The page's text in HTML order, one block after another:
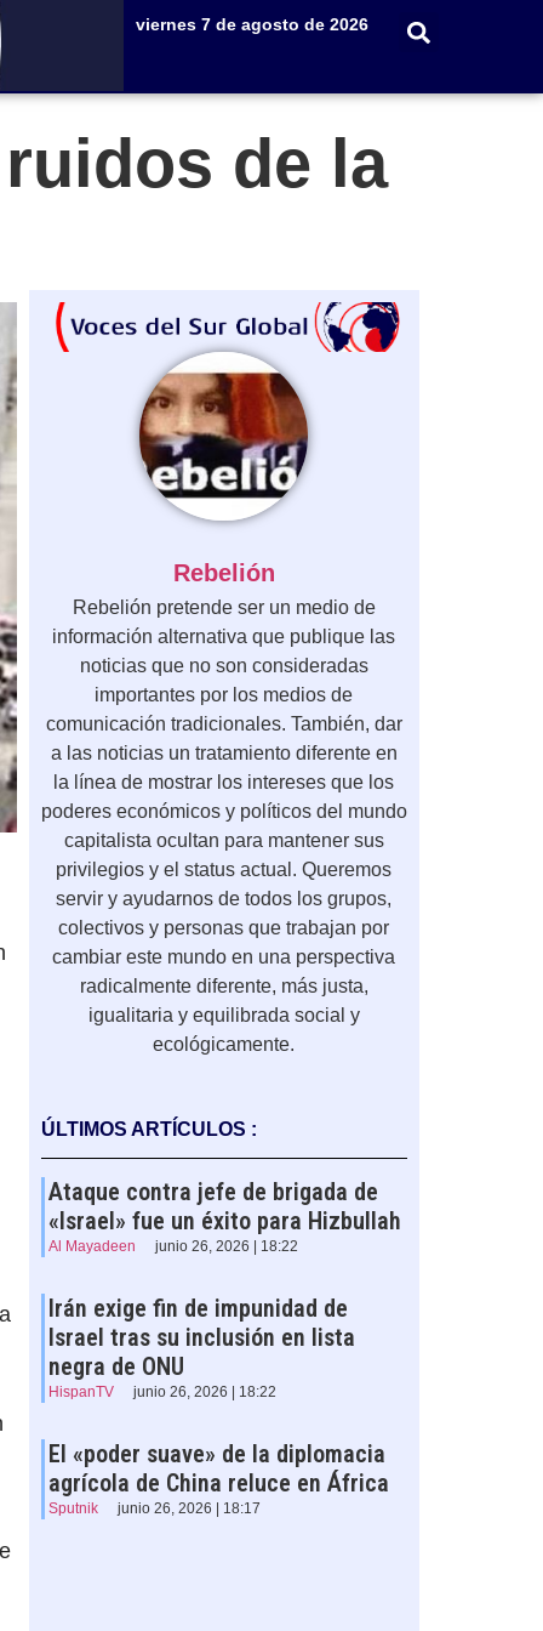
viernes 7 de agosto de 2026
de la
Rebelión
Rebelión pretende ser un medio de
información alternativa que publique las
noticias que no son consideradas
importantes por los medios de
comunicación tradicionales. También, dar
a las noticias un tratamiento diferente en
la línea de mostrar los intereses que los
poderes económicos y políticos del mundo
capitalista ocultan para mantener sus
privilegios y el status actual. Queremos
servir y ayudarnos de todos los grupos,
colectivos y personas que trabajan por
cambiar este mundo en una perspectiva
radicalmente diferente, más justa,
igualitaria y equilibrada social y
ecológicamente.
ÚLTIMOS ARTÍCULOS :
Ataque contra jefe de brigada de
«Israel» fue un éxito para Hizbullah
Al Mayadeen junio 26, 2026 | 18:22
Irán exige fin de impunidad de
Israel tras su inclusión en lista
negra de ONU
HispanTV junio 26, 2026 | 18:22
El «poder suave» de la diplomacia
agrícola de China reluce en África
Sputnik junio 26, 2026 | 18:17